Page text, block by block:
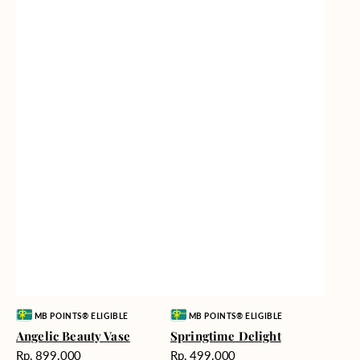
Vendor:MB POINTS® ELIGIBLE
Angelic Beauty Vase
Harga
Rp. 899.000
Vendor:MB POINTS® ELIGIBLE
Springtime Delight
Harga
Rp. 499.000